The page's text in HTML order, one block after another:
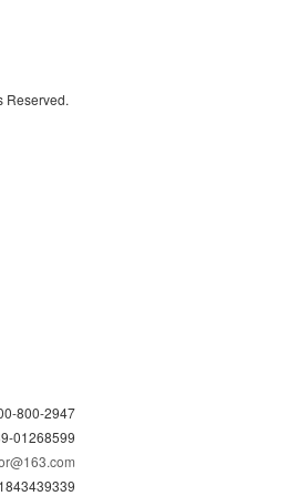
Reserved.
800-2947
01268599